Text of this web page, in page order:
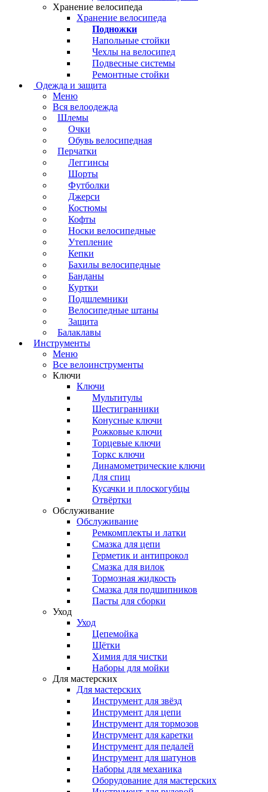
Хранение велосипеда
Хранение велосипеда
Подножки
Напольные стойки
Чехлы на велосипед
Подвесные системы
Ремонтные стойки
Одежда и защита
Меню
Вся велоодежда
Шлемы
Очки
Обувь велосипедная
Перчатки
Леггинсы
Шорты
Футболки
Джерси
Костюмы
Кофты
Носки велосипедные
Утепление
Кепки
Бахилы велосипедные
Банданы
Куртки
Подшлемники
Велосипедные штаны
Защита
Балаклавы
Инструменты
Меню
Все велоинструменты
Ключи
Ключи
Мультитулы
Шестигранники
Конусные ключи
Рожковые ключи
Торцевые ключи
Торкс ключи
Динамометрические ключи
Для спиц
Кусачки и плоскогубцы
Отвёртки
Обслуживание
Обслуживание
Ремкомплекты и латки
Смазка для цепи
Герметик и антипрокол
Смазка для вилок
Тормозная жидкость
Смазка для подшипников
Пасты для сборки
Уход
Уход
Цепемойка
Щётки
Химия для чистки
Наборы для мойки
Для мастерских
Для мастерских
Инструмент для звёзд
Инструмент для цепи
Инструмент для тормозов
Инструмент для каретки
Инструмент для педалей
Инструмент для шатунов
Наборы для механика
Оборудование для мастерских